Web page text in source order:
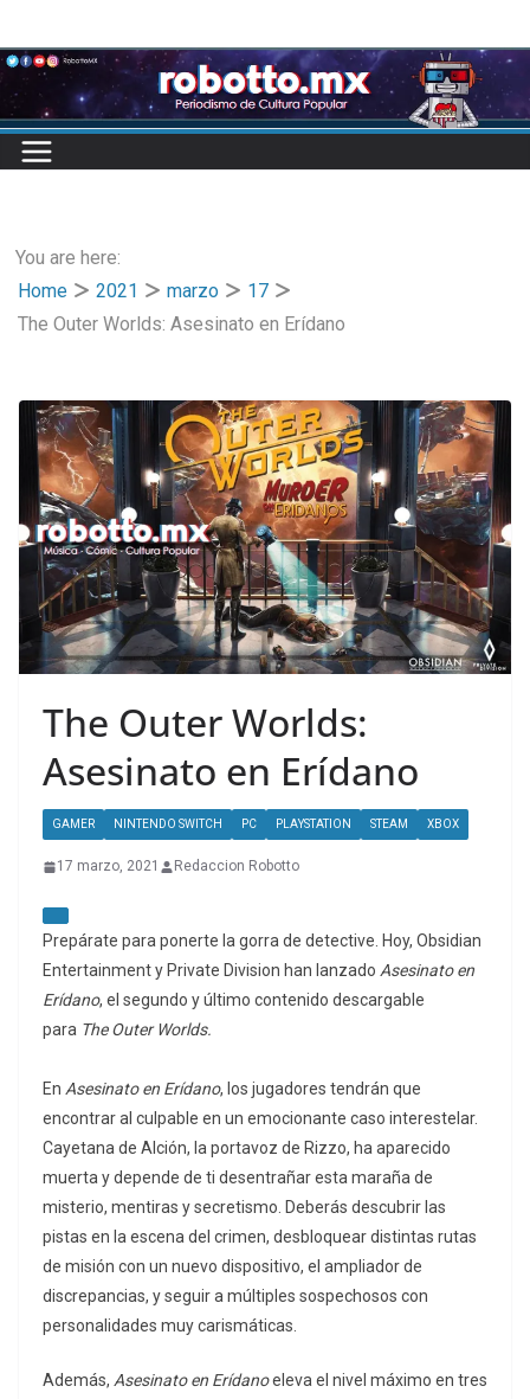
to
content
You are here:
Home
2021 marzo
17
The Outer Worlds: Asesinato en Erídano
The Outer Worlds:
Asesinato en Erídano
GAMER NINTENDO SWITCH PC PLAYSTATION STEAM XBOX
17 marzo, 2021 Redaccion Robotto
Prepárate para ponerte la gorra de detective. Hoy, Obsidian
Entertainment y Private Division han lanzado Asesinato en
Erídano, el segundo y último contenido descargable
para The Outer Worlds.
En Asesinato en Erídano, los jugadores tendrán que
encontrar al culpable en un emocionante caso interestelar.
Cayetana de Alción, la portavoz de Rizzo, ha aparecido
muerta y depende de ti desentrañar esta maraña de
misterio, mentiras y secretismo. Deberás descubrir las
pistas en la escena del crimen, desbloquear distintas rutas
de misión con un nuevo dispositivo, el ampliador de
discrepancias, y seguir a múltiples sospechosos con
personalidades muy carismáticas.
Además, Asesinato en Erídanoeleva el nivel máximo en tres